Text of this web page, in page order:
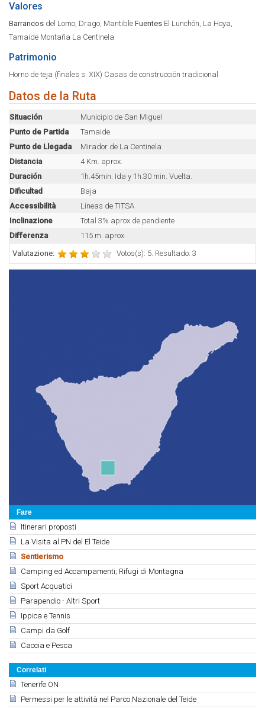
Fare
Itinerari proposti
La Visita al PN del El Teide
Sentierismo
Camping ed Accampamenti; Rifugi di Montagna
Sport Acquatici
Parapendio - Altri Sport
Ippica e Tennis
Campi da Golf
Caccia e Pesca
Correlati
Tenerife ON
Permessi per le attività nel Parco Nazionale del Teide
Valores
Barrancos del Lomo, Drago, Mantible Fuentes El Lunchón, La Hoya,
Tamaide Montaña La Centinela
Patrimonio
Horno de teja (finales s. XIX) Casas de construcción tradicional
Datos de la Ruta
Situación
Municipio de San Miguel
Punto de Partida
Tamaide
Punto de Llegada
Mirador de La Centinela
Distancia
4 Km. aprox.
Duración
1h.45min. Ida y 1h.30 min. Vuelta.
Dificultad
Baja
Accessibilità
Líneas de TITSA
Inclinazione
Total 3% aprox.de pendiente
Differenza
115 m. aprox.
Valutazione:
Votos(s): 5. Resultado: 3